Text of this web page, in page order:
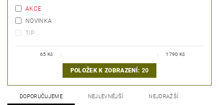
AKCE
NOVINKA
TIP
65 Kč 1790 Kč
POLOŽEK K ZOBRAZENÍ: 20
DOPORUČUJEME NEJLEVNĚJŠÍ NEJDRAŽŠÍ